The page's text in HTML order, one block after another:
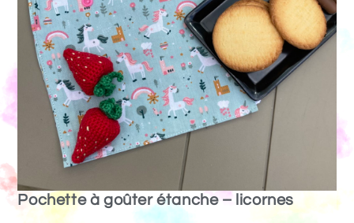
Pochette à goûter étanche – licornes